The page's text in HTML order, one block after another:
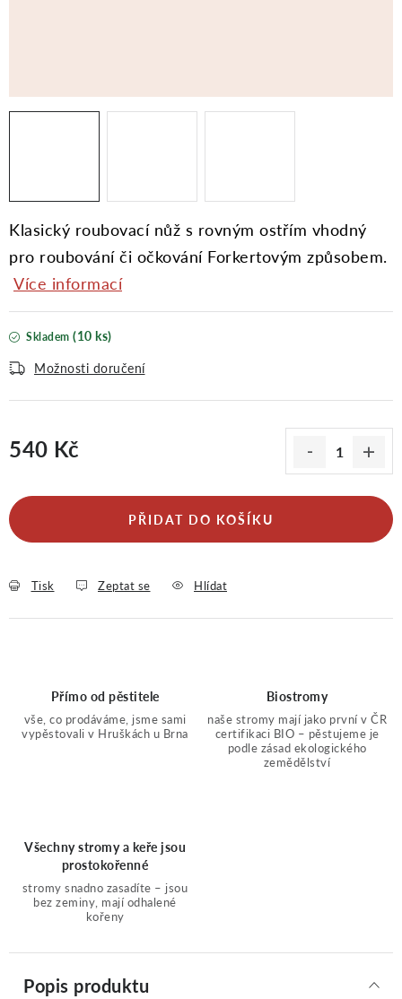
Klasický roubovací nůž s rovným ostřím vhodný
pro roubování či očkování Forkertovým způsobem.
Více informací
Skladem (10 ks)
Možnosti doručení
540 Kč
PŘIDAT DO KOŠÍKU
Tisk Zeptat se Hlídat
Přímo od pěstitele
vše, co prodáváme, jsme sami
vypěstovali v Hruškách u Brna
Biostromy
naše stromy mají jako první v ČR
certifikaci BIO – pěstujeme je
podle zásad ekologického
zemědělství
Všechny stromy a keře jsou
prostokořenné
stromy snadno zasadíte – jsou
bez zeminy, mají odhalené
kořeny
Popis produktu